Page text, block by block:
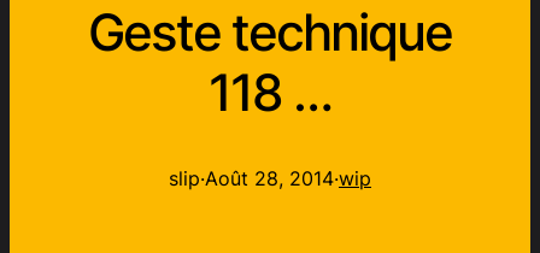
Geste technique
118 …
slip·Août 28, 2014·wip